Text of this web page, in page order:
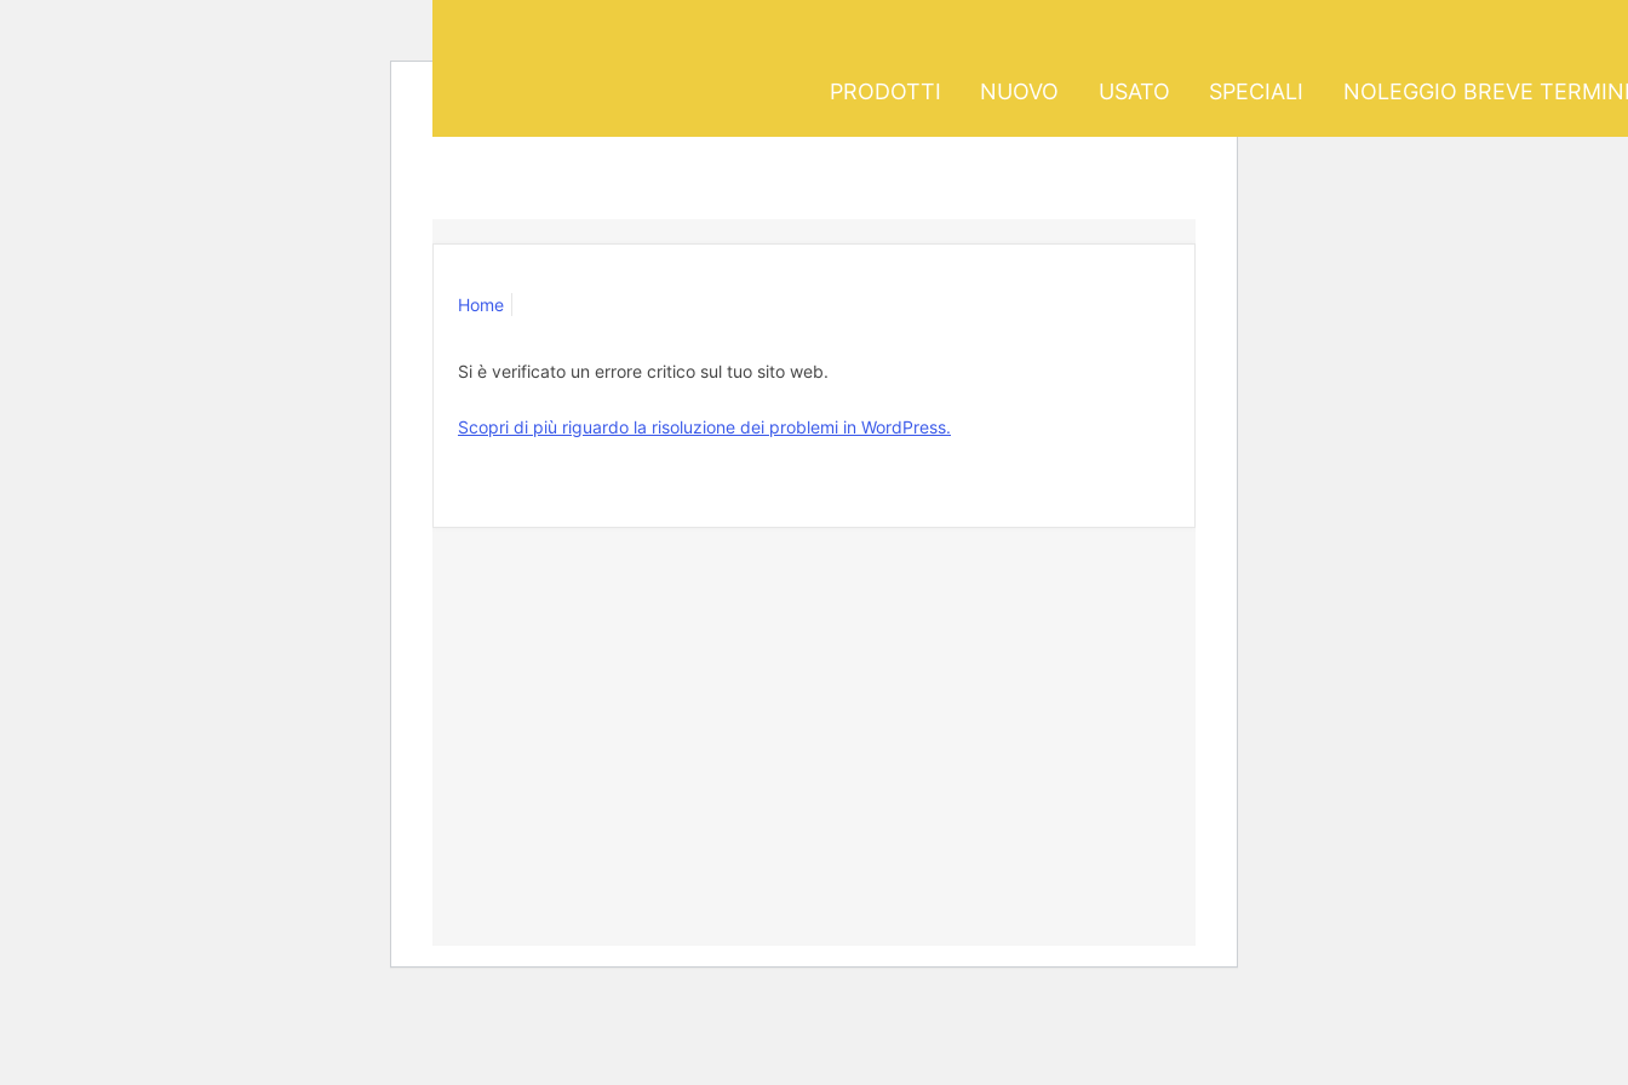
PRODOTTI NUOVO USATO SPECIALI NOLEGGIO BREVE
Home
Si è verificato un errore critico sul tuo sito web.
Scopri di più riguardo la risoluzione dei problemi in WordPress.